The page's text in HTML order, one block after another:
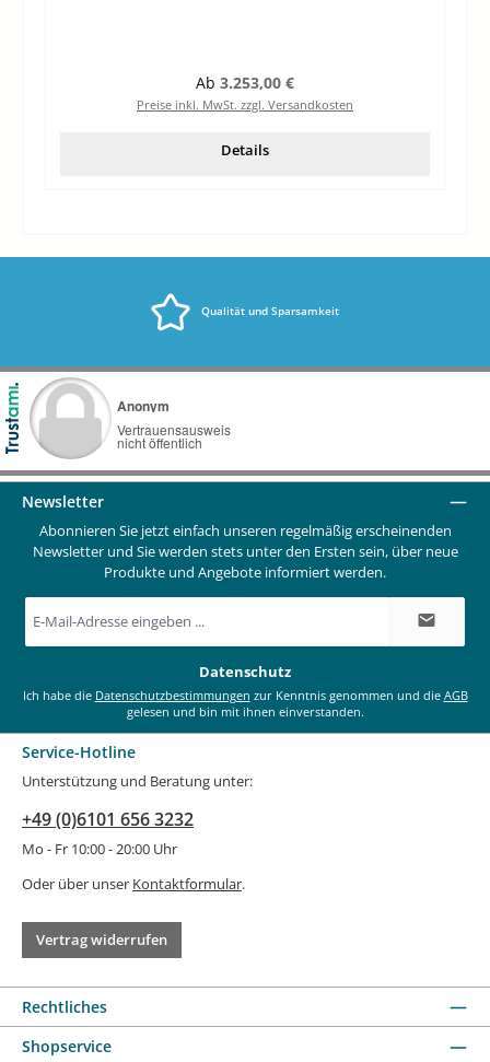
Regulärer Preis:
Ab 3.253,00 €
Preise inkl. MwSt. zzgl. Versandkosten
Details
Qualität und Sparsamkeit
Newsletter
Abonnieren Sie jetzt einfach unseren regelmäßig erscheinenden
Newsletter und Sie werden stets unter den Ersten sein, über neue
Produkte und Angebote informiert werden.
Mail-
Datenschutz
Ich habe die Datenschutzbestimmungen zur Kenntnis genommen und die AGB
gelesen und bin mit ihnen einverstanden.
Service-Hotline
Unterstützung und Beratung unter:
+49 (0)6101 656 3232
Mo - Fr 10:00 - 20:00 Uhr
Oder über unser Kontaktformular.
Vertrag widerrufen
Rechtliches
Shopservice